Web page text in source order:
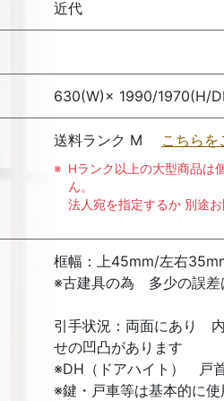
近代
630(W)× 1990/1970(H/
送料ランク M こちら
Hランク以上の大型商品は
ん。
法人宛を指定するか 別途
框幅：上45mm/左右
※古建具の為 多少の誤差
引手状況：両面にあり
せの凹凸があります
※DH（ドアハイト） 戸
※鍵・戸車等は基本的に